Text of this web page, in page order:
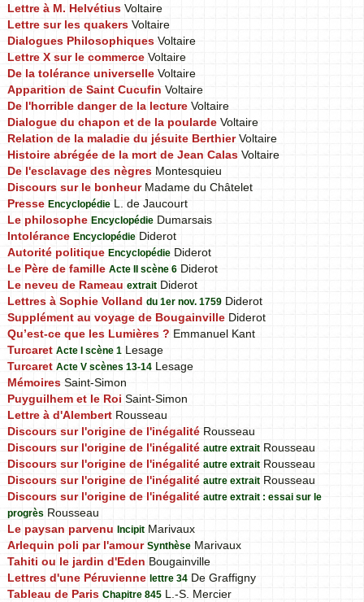
Lettre à M. Helvétius Voltaire
Lettre sur les quakers Voltaire
Dialogues Philosophiques Voltaire
Lettre X sur le commerce Voltaire
De la tolérance universelle Voltaire
Apparition de Saint Cucufin Voltaire
De l'horrible danger de la lecture Voltaire
Dialogue du chapon et de la poularde Voltaire
Relation de la maladie du jésuite BerthierVoltaire
Histoire abrégée de la mort de Jean Calas Voltaire
De l'esclavage des nègres Montesquieu
Discours sur le bonheurMadame du Châtelet
Presse Encyclopédie L. de Jaucourt
Le philosophe Encyclopédie Dumarsais
Intolérance Encyclopédie Diderot
Autorité politique Encyclopédie Diderot
Le Père de famille Acte II scène 6 Diderot
Le neveu de Rameau extrait Diderot
Lettres à Sophie Volland du 1er nov. 1759 Diderot
Supplément au voyage de Bougainville Diderot
Qu’est-ce que les Lumières ? Emmanuel Kant
Turcaret Acte I scène 1 Lesage
Turcaret Acte V scènes 13-14 Lesage
Mémoires Saint-Simon
Puyguilhem et le Roi Saint-Simon
Lettre à d'Alembert Rousseau
Discours sur l'origine de l'inégalité Rousseau
Discours sur l'origine de l'inégalité autre extrait Rousseau
Discours sur l'origine de l'inégalité autre extrait Rousseau
Discours sur l'origine de l'inégalité autre extrait Rousseau
Discours sur l'origine de l'inégalité autre extrait : essai sur le
progrès Rousseau
Le paysan parvenu Incipit Marivaux
Arlequin poli par l'amour Synthèse Marivaux
Tahiti ou le jardin d'Eden Bougainville
Lettres d'une Péruvienne lettre 34 De Graffigny
Tableau de Paris Chapitre 845 L.-S. Mercier